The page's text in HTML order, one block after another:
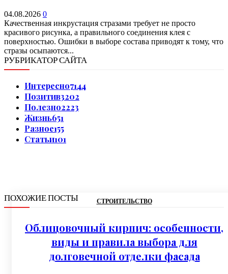
04.08.2026 0
Качественная инкрустация стразами требует не просто
красивого рисунка, а правильного соединения клея с
поверхностью. Ошибки в выборе состава приводят к тому, что
стразы осыпаются...
РУБРИКАТОР САЙТА
Интересно7144
Позитив3202
Полезно2223
Жизнь651
Разное155
Статьи101
ПОХОЖИЕ ПОСТЫ СТРОИТЕЛЬСТВО
Облицовочный кирпич: особенности,
виды и правила выбора для
долговечной отделки фасада